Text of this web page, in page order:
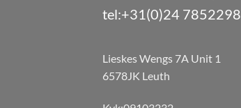
tel:+31(0)24 7852298
Lieskes Wengs 7A Unit 1
6578JK Leuth